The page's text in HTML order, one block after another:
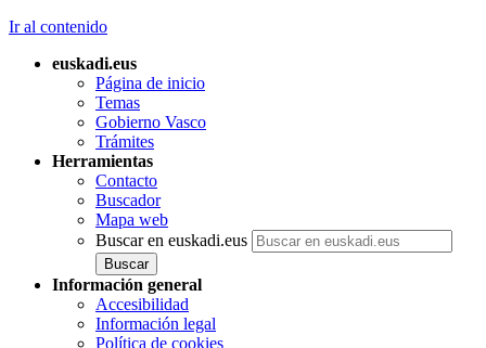
Ir al contenido
euskadi.eus
Página de inicio
Temas
Gobierno Vasco
Trámites
Herramientas
Contacto
Buscador
Mapa web
Buscar en euskadi.eus
Información general
Accesibilidad
Información legal
Política de cookies